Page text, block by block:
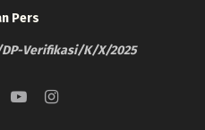
Pers
DP-Verifikasi/K/X/2025